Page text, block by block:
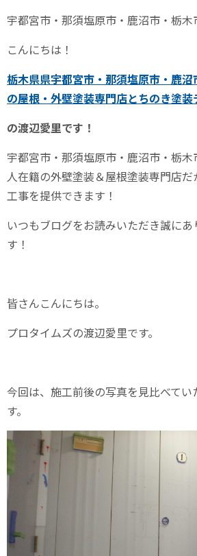
宇都宮市・那須塩原市・鹿沼市・栃木
こんにちは！
栃木県県宇都宮市・那須塩原市・鹿
の屋根・外壁塗装専門店とちのき塗装
の渡辺愛里です！
宇都宮市・那須塩原市・鹿沼市・栃
人在籍の外壁塗装＆屋根塗装専門店
工事を提供できます！
いつもブログをお読みいただき誠に
す！
皆さんこんにちは。
プロタイムズの渡辺愛里です。
今回は、施工前後の写真を見比べてい
す。